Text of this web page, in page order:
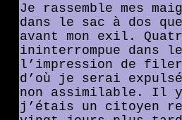
Je rassemble mes
dans le sac à dos
avant mon exil.
ininterrompue dans
l’impression de
d’où je serai expulsé
non assimilable. Il
j’étais un citoyen